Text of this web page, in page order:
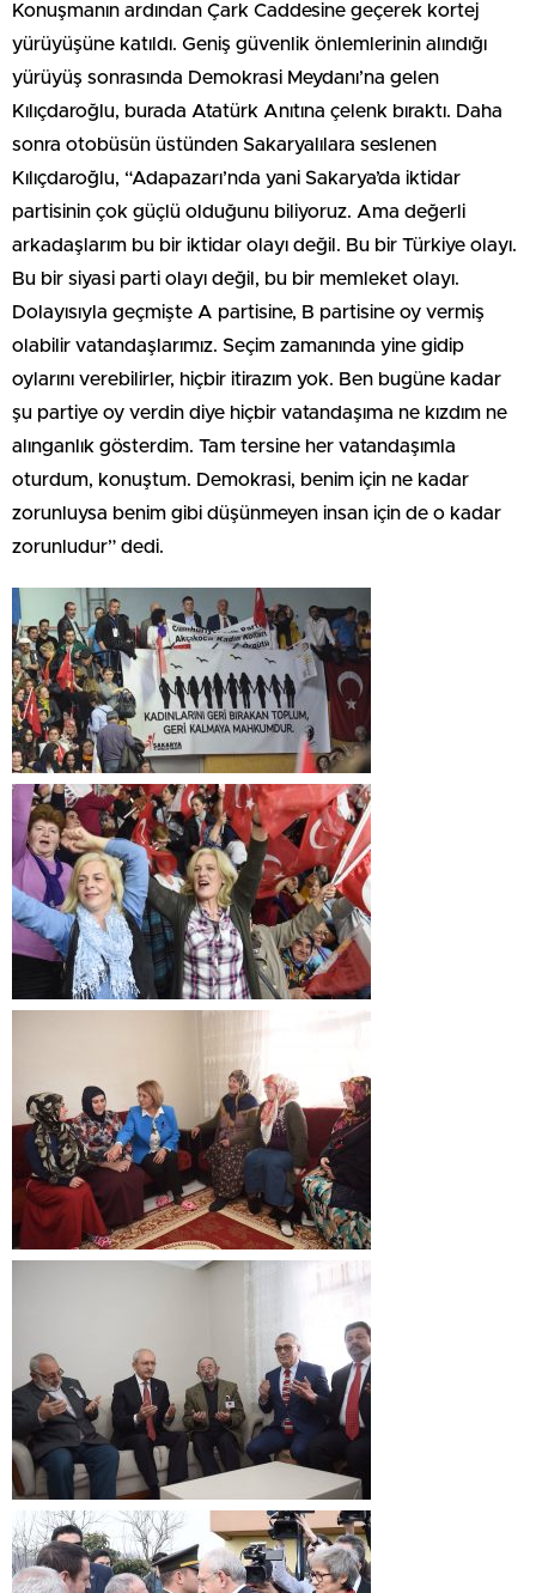
Konuşmanın ardından Çark Caddesine geçerek kortej
yürüyüşüne katıldı. Geniş güvenlik önlemlerinin alındığı
yürüyüş sonrasında Demokrasi Meydanı’na gelen
Kılıçdaroğlu, burada Atatürk Anıtına çelenk bıraktı. Daha
sonra otobüsün üstünden Sakaryalılara seslenen
Kılıçdaroğlu, “Adapazarı’nda yani Sakarya’da iktidar
partisinin çok güçlü olduğunu biliyoruz. Ama değerli
arkadaşlarım bu bir iktidar olayı değil. Bu bir Türkiye olayı.
Bu bir siyasi parti olayı değil, bu bir memleket olayı.
Dolayısıyla geçmişte A partisine, B partisine oy vermiş
olabilir vatandaşlarımız. Seçim zamanında yine gidip
oylarını verebilirler, hiçbir itirazım yok. Ben bugüne kadar
şu partiye oy verdin diye hiçbir vatandaşıma ne kızdım ne
alınganlık gösterdim. Tam tersine her vatandaşımla
oturdum, konuştum. Demokrasi, benim için ne kadar
zorunluysa benim gibi düşünmeyen insan için de o kadar
zorunludur” dedi.